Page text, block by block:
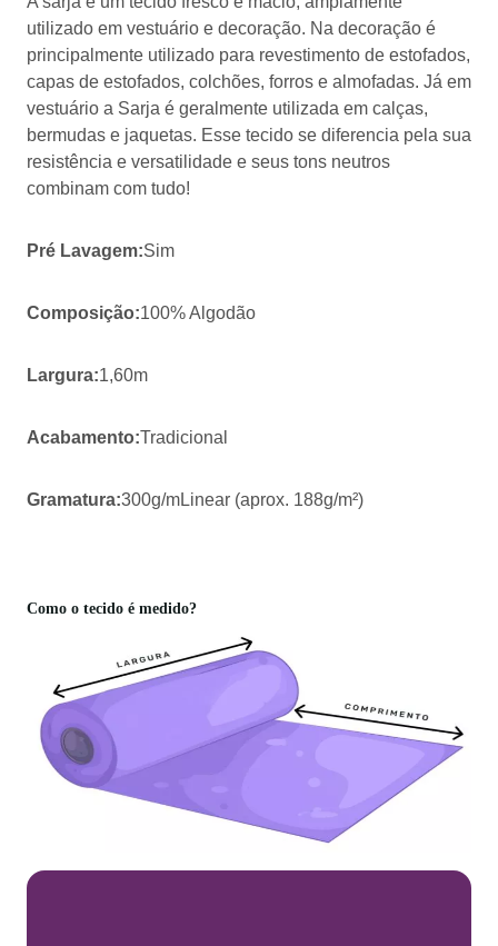
utilizado em vestuário e decoração. Na decoração é
principalmente utilizado para revestimento de estofados,
capas de estofados, colchões, forros e almofadas. Já em
vestuário a Sarja é geralmente utilizada em calças,
bermudas e jaquetas. Esse tecido se diferencia pela sua
resistência e versatilidade e seus tons neutros
combinam com tudo!
Pré Lavagem:Sim
Composição:100% Algodão
Largura:1,60m
Acabamento:Tradicional
Gramatura:300g/mLinear (aprox. 188g/m²)
Como o tecido é medido?